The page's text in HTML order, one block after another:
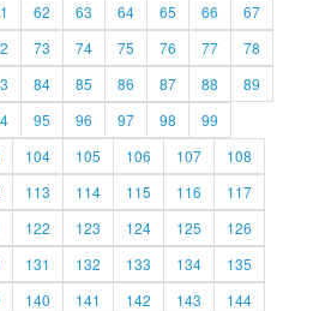
62 63 64 65 66
67
73 74 75 76 77
78
84 85 86 87 88
89
95 96 97 98
99
104 105 106 107
108
113 114 115 116
117
122 123 124 125
126
131 132 133 134
135
140 141 142 143
144